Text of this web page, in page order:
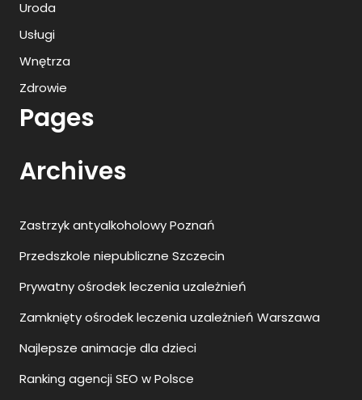
Uroda
Usługi
Wnętrza
Zdrowie
Pages
Archives
Zastrzyk antyalkoholowy Poznań
Przedszkole niepubliczne Szczecin
Prywatny ośrodek leczenia uzależnień
Zamknięty ośrodek leczenia uzależnień Warszawa
Najlepsze animacje dla dzieci
Ranking agencji SEO w Polsce